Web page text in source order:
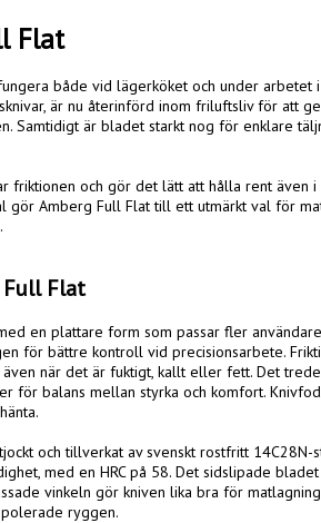
Flat
både vid lägerköket och under arbetet
är nu återinförd inom friluftsliv för att
Samtidigt är bladet starkt nog för enklare
friktionen och gör det lätt att hålla rent även i
gör Amberg Full Flat till ett utmärkt val för
Full Flat
en plattare form som passar fler
för bättre kontroll vid precisionsarbete.
när det är fuktigt, kallt eller fett. Det
för balans mellan styrka och komfort.
och tillverkat av svenskt rostfritt 14C28N-
med en HRC på 58. Det sidslipade
vinkeln gör kniven lika bra för
ryggen.